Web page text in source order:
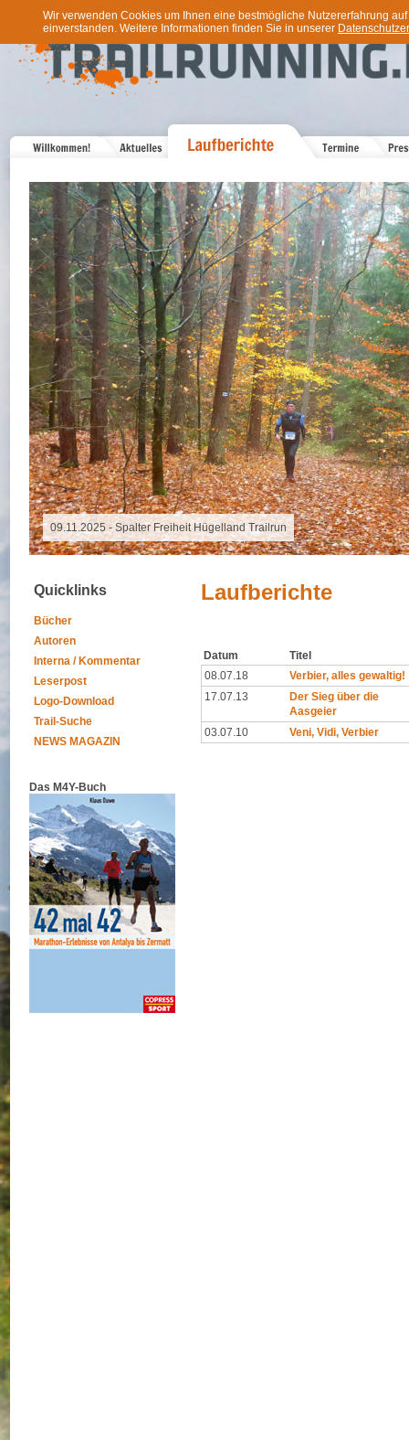
Wir verwenden Cookies um Ihnen eine bestmögliche Nutzererfahrung
einverstanden. Weitere Informationen finden Sie in unserer
16.10.2025 - Grand Raid Reunion
Quicklinks
Bücher
Autoren
Interna / Kommentar
Leserpost
Logo-Download
Trail-Suche
NEWS MAGAZIN
Das M4Y-Buch
Laufberichte
Datum
Titel
08.07.18
Verbier, alles gewaltig!
17.07.13
Der Sieg über die
Aasgeier
03.07.10
Veni, Vidi, Verbier